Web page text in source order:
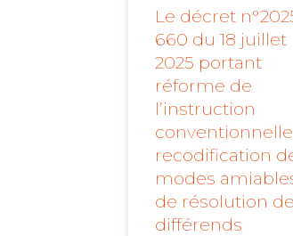
Le décret
660 du 18 juillet
2025 portant
réforme de
l’instruction
recodification
modes
de résolution
différends